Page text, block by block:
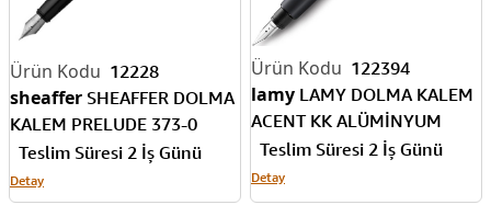
12228
sheaffer SHEAFFER DOLMA
KALEM PRELUDE 373-0
SİYAH KROM M UÇ
Teslim Süresi 2 İş Günü
Detay
122394
lamy LAMY DOLMA KALEM
ACENT KK ALÜMİNYUM
GÖVDE M UÇ 96KK-M
Teslim Süresi 2 İş Günü
Detay